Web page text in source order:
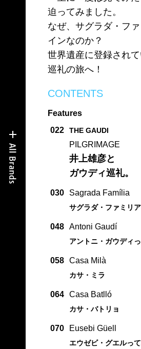
迫ってみました。
なぜ、サグラダ・フ
インなのか？
世界遺産に登録され
巡礼の旅へ！
CONTENTS
Features
022
THE GAUDI
PILGRIMAGE
井上雄彦と
ガウディ巡礼。
030 Sagrada Família
サグラダ・ファミリア
048 Antoni Gaudí
アントニ・ガウディ
058 Casa Milà
カサ・ミラ
064 Casa Batlló
カサ・バトリョ
070 Eusebi Güell
エウゼビ・グエルっ